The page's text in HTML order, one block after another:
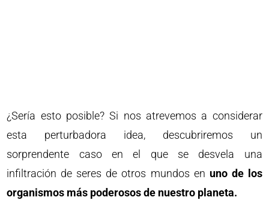
¿Sería esto posible? Si nos atrevemos a considerar
esta perturbadora idea, descubriremos un
sorprendente caso en el que se desvela una
infiltración de seres de otros mundos en uno de los
organismos más poderosos de nuestro planeta.